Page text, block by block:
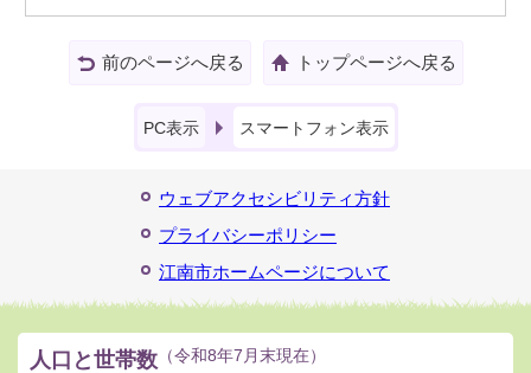
前のページへ戻る トップページへ戻る
PC表示 スマートフォン表示
ウェブアクセシビリティ方針
プライバシーポリシー
江南市ホームページについて
人口と世帯数 （令和8年7月末現在）